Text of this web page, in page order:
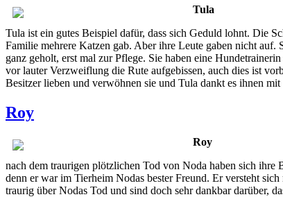
Tula
Tula ist ein gutes Beispiel dafür, dass sich Geduld lohnt. Die
Familie mehrere Katzen gab. Aber ihre Leute gaben nicht auf.
ganz geholt, erst mal zur Pflege. Sie haben eine
vor lauter Verzweiflung die Rute aufgebissen, auch dies ist
Besitzer lieben und verwöhnen sie und Tula dankt es ihnen
Roy
Roy
nach dem traurigen plötzlichen Tod von Noda haben sich ihre
denn er war im Tierheim Nodas bester Freund. Er versteht
traurig über Nodas Tod und sind doch sehr dankbar darüber,